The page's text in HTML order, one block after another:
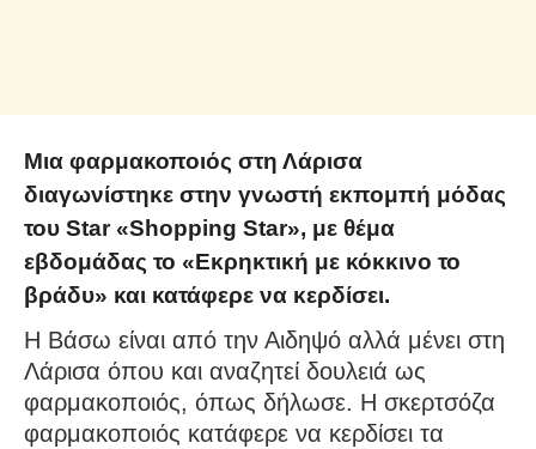
Μια φαρμακοποιός στη Λάρισα
διαγωνίστηκε στην γνωστή εκπομπή μόδας
του Star «Shopping Star», με θέμα
εβδομάδας το «Εκρηκτική με κόκκινο το
βράδυ» και κατάφερε να κερδίσει.
Η Βάσω είναι από την Αιδηψό αλλά μένει στη
Λάρισα όπου και αναζητεί δουλειά ως
φαρμακοποιός, όπως δήλωσε. Η σκερτσόζα
φαρμακοποιός κατάφερε να κερδίσει τα